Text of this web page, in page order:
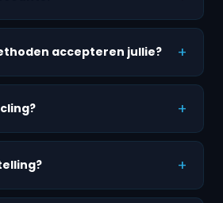
accepteren jullie?